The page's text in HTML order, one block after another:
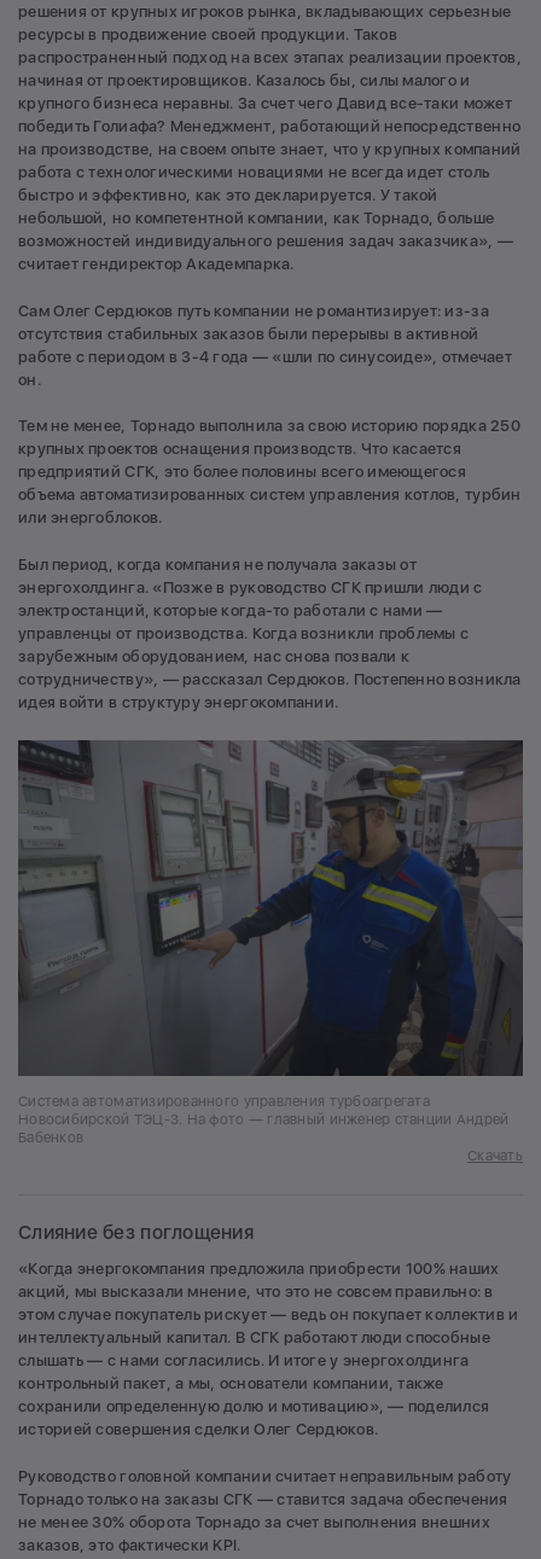
решения от крупных игроков рынка, вкладывающих серьезные
ресурсы в продвижение своей продукции. Таков
распространенный подход на всех этапах реализации проектов,
начиная от проектировщиков. Казалось бы, силы малого и
крупного бизнеса неравны. За счет чего Давид все-таки может
победить Голиафа? Менеджмент, работающий непосредственно
на производстве, на своем опыте знает, что у крупных компаний
работа с технологическими новациями не всегда идет столь
быстро и эффективно, как это декларируется. У такой
небольшой, но компетентной компании, как Торнадо, больше
возможностей индивидуального решения задач заказчика», —
считает гендиректор Академпарка.
Сам Олег Сердюков путь компании не романтизирует: из-за
отсутствия стабильных заказов были перерывы в активной
работе с периодом в 3-4 года — «шли по синусоиде», отмечает
он.
Тем не менее, Торнадо выполнила за свою историю порядка 250
крупных проектов оснащения производств. Что касается
предприятий СГК, это более половины всего имеющегося
объема автоматизированных систем управления котлов, турбин
или энергоблоков.
Был период, когда компания не получала заказы от
энергохолдинга. «Позже в руководство СГК пришли люди с
электростанций, которые когда-то работали с нами —
управленцы от производства. Когда возникли проблемы с
зарубежным оборудованием, нас снова позвали к
сотрудничеству», — рассказал Сердюков. Постепенно возникла
идея войти в структуру энергокомпании.
Система автоматизированного управления турбоагрегата
Новосибирской ТЭЦ-3. На фото — главный инженер станции Андрей
Бабенков
Скачать
Слияние без поглощения
«Когда энергокомпания предложила приобрести 100% наших
акций, мы высказали мнение, что это не совсем правильно: в
этом случае покупатель рискует — ведь он покупает коллектив и
интеллектуальный капитал. В СГК работают люди способные
слышать — с нами согласились. И итоге у энергохолдинга
контрольный пакет, а мы, основатели компании, также
сохранили определенную долю и мотивацию», — поделился
историей совершения сделки Олег Сердюков.
Руководство головной компании считает неправильным работу
Торнадо только на заказы СГК — ставится задача обеспечения
не менее 30% оборота Торнадо за счет выполнения внешних
заказов, это фактически KPI.